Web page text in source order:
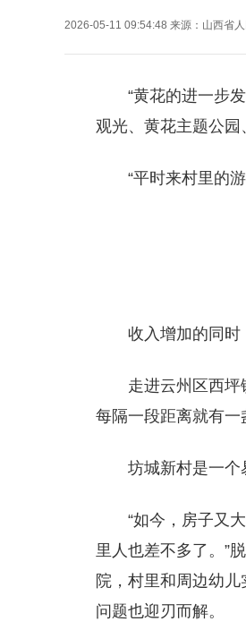
2026-05-11 09:54:48 来源： 山西省
“黄花的进一步
观光、黄花主题公园
“平时来村里的
收入增加的同时
走进云州区西坪
每隔一段距离就有一
坊城新村是一个
“如今，房子又
里人也差不多了。”
院，村里和周边幼
问题也迎刃而解。